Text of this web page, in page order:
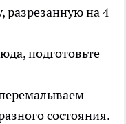
разрезанную на 4
состояния.